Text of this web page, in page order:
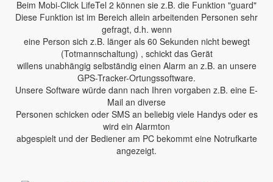
Beim Mobi-Click LifeTel 2 können sie z.B. die Funktion "guard"
Diese Funktion ist im Bereich allein arbeitenden Personen sehr
gefragt, d.h. wenn
eine Person sich z.B. länger als 60 Sekunden nicht bewegt
(Totmannschaltung) , schickt das Gerät
willens unabhängig selbständig einen Alarm an z.B. an unsere
GPS-Tracker-Ortungssoftware.
Unsere Software würde dann nach Ihren vorgaben z.B. eine E-
Mail an diverse
Personen schicken oder SMS an beliebig viele Handys oder es
wird ein Alarmton
abgespielt und der Bediener am PC bekommt eine Notrufkarte
angezeigt.